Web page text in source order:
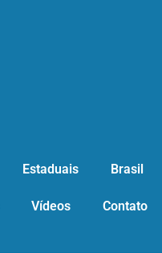
Estaduais Brasil
Vídeos Contato